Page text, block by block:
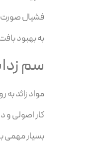
فشیال صورت
به بهبود
سم
مواد زائد
کار اصولی
بسیار مهمی